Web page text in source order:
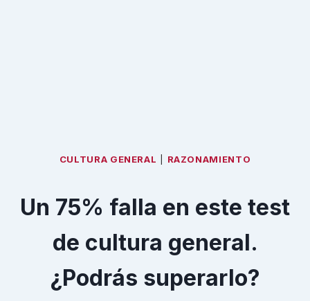
CULTURA GENERAL RAZONAMIENTO
Un 75% falla en este test
de cultura general.
¿Podrás superarlo?